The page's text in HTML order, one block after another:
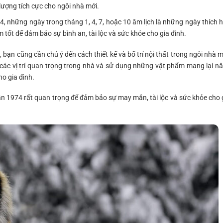
tích cực cho ngôi nhà mới.
những ngày trong tháng 1, 4, 7, hoặc 10 âm lịch là những ngày thích
để đảm bảo sự bình an, tài lộc và sức khỏe cho gia đình.
cũng cần chú ý đến cách thiết kế và bố trí nội thất trong ngôi nhà
vị trí quan trọng trong nhà và sử dụng những vật phẩm mang lại
gia đình.
1974 rất quan trọng để đảm bảo sự may mắn, tài lộc và sức khỏe cho